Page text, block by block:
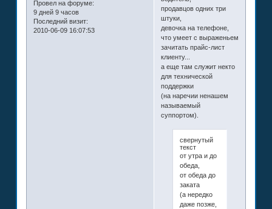
Провел на форуме:
9 дней 9 часов
Последний визит:
2010-06-09 16:07:53
продавцов одних три
штуки,
девочка на телефоне,
что умеет с выраженьем
зачитать прайс-лист
клиенту...
а еще там служит некто
для технической
поддержки
(на наречии ненашем
называемый
суппортом).
свернутый
текст
от утра и до
обеда,
от обеда до
заката
(а нередко
даже позже,